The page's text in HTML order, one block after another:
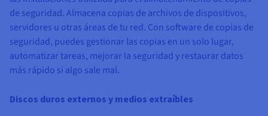
de seguridad. Almacena copias de archivos de dispositivos,
servidores u otras áreas de tu red. Con software de copias de
seguridad, puedes gestionar las copias en un solo lugar,
automatizar tareas, mejorar la seguridad y restaurar datos
más rápido si algo sale mal.
Discos duros externos y medios extraíbles